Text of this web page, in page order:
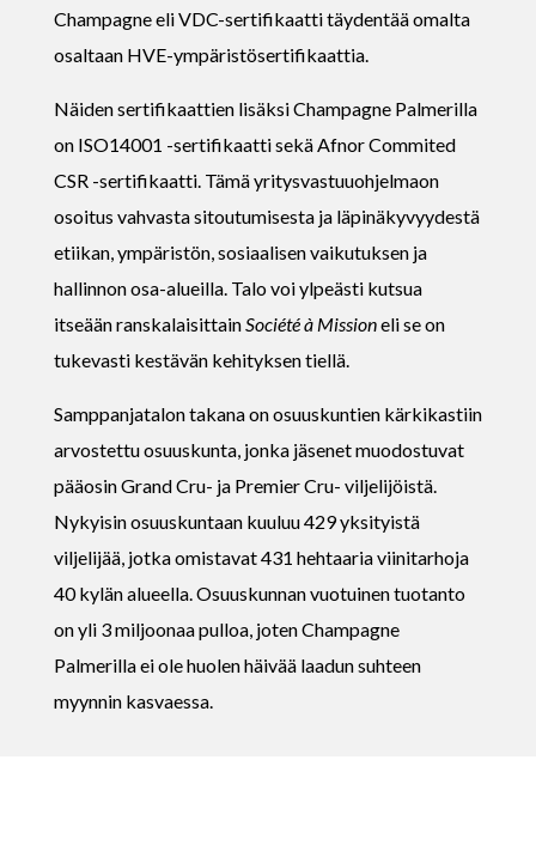
Champagne eli VDC-sertifikaatti täydentää omalta
osaltaan HVE-ympäristösertifikaattia.
Näiden sertifikaattien lisäksi Champagne Palmerilla
on ISO14001 -sertifikaatti sekä Afnor Commited
CSR -sertifikaatti. Tämä yritysvastuuohjelmaon
osoitus vahvasta sitoutumisesta ja läpinäkyvyydestä
etiikan, ympäristön, sosiaalisen vaikutuksen ja
hallinnon osa-alueilla. Talo voi ylpeästi kutsua
itseään ranskalaisittainSociété à Missioneli se on
tukevasti kestävän kehityksen tiellä.
Samppanjatalon takana on osuuskuntien kärkikastiin
arvostettu osuuskunta, jonka jäsenet muodostuvat
pääosin Grand Cru- ja Premier Cru- viljelijöistä.
Nykyisin osuuskuntaan kuuluu 429 yksityistä
viljelijää, jotka omistavat 431 hehtaaria viinitarhoja
40 kylän alueella. Osuuskunnan vuotuinen tuotanto
on yli 3 miljoonaa pulloa, joten Champagne
Palmerilla ei ole huolen häivää laadun suhteen
myynnin kasvaessa.